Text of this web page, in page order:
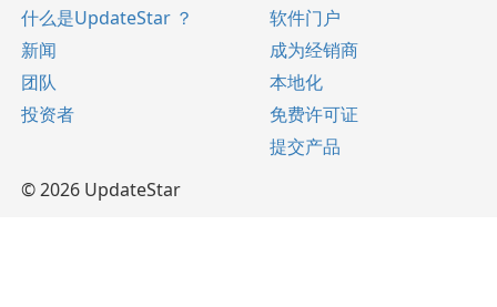
什么是UpdateStar ？
新闻
团队
投资者
软件门户
成为经销商
本地化
免费许可证
提交产品
© 2026 UpdateStar